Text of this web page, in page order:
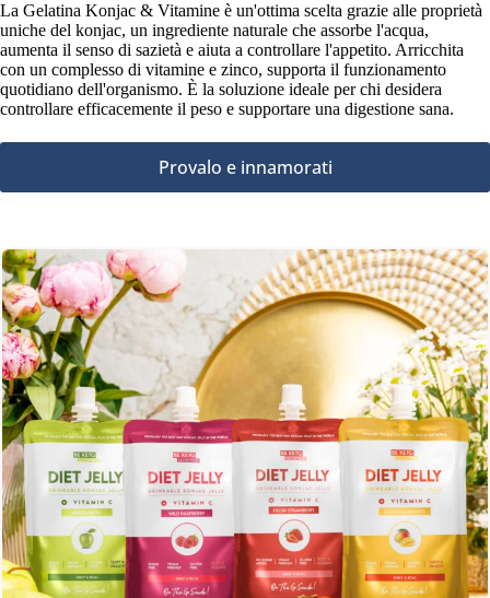
La Gelatina Konjac & Vitamine è un'ottima scelta grazie alle proprietà
uniche del konjac, un ingrediente naturale che assorbe l'acqua,
aumenta il senso di sazietà e aiuta a controllare l'appetito. Arricchita
con un complesso di vitamine e zinco, supporta il funzionamento
quotidiano dell'organismo. È la soluzione ideale per chi desidera
controllare efficacemente il peso e supportare una digestione sana.
Provalo e innamorati